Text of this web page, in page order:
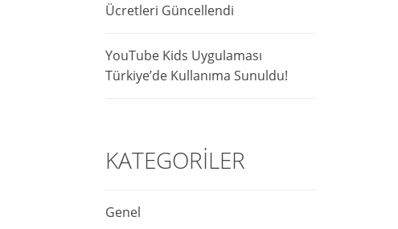
Ücretleri Güncellendi
YouTube Kids Uygulaması
Türkiye’de Kullanıma Sunuldu!
KATEGORILER
Genel